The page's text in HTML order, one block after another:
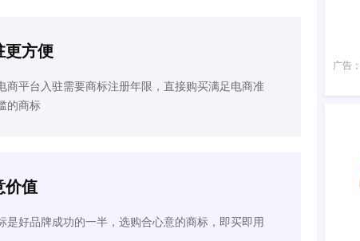
更方便
商平台入驻需要商标注册年限，直接购买满足电商准
的商标
价值
是好品牌成功的一半，选购合心意的商标，即买即用